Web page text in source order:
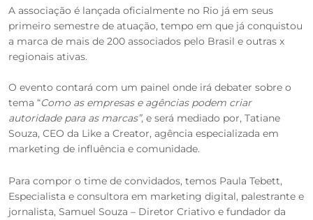
A associação é lançada oficialmente no Rio já em seus
primeiro semestre de atuação, tempo em que já conquistou
a marca de mais de 200 associados pelo Brasil e outras x
regionais ativas.
O evento contará com um painel onde irá debater sobre o
tema “Como as empresas e agências podem criar
autoridade para as marcas”, e será mediado por, Tatiane
Souza, CEO da Like a Creator, agência especializada em
marketing de influência e comunidade.
Para compor o time de convidados, temos Paula Tebett,
Especialista e consultora em marketing digital, palestrante e
jornalista, Samuel Souza – Diretor Criativo e fundador da